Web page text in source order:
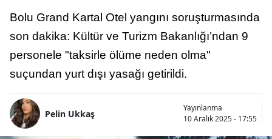
Bolu Grand Kartal Otel yangını soruşturmasında
son dakika: Kültür ve Turizm Bakanlığı’ndan 9
personele "taksirle ölüme neden olma"
suçundan yurt dışı yasağı getirildi.
Pelin Ukkaş
Yayınlanma
10 Aralık 2025 - 17:55